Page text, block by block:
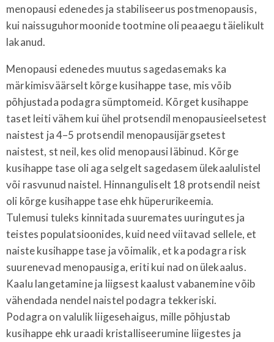
menopausi edenedes ja stabiliseerus postmenopausis,
kui naissuguhormoonide tootmine oli peaaegu täielikult
lakanud.
Menopausi edenedes muutus sagedasemaks ka
märkimisväärselt kõrge kusihappe tase, mis võib
põhjustada podagra sümptomeid. Kõrget kusihappe
taset leiti vähem kui ühel protsendil menopausieelsetest
naistest ja 4–5 protsendil menopausijärgsetest
naistest, st neil, kes olid menopausi läbinud. Kõrge
kusihappe tase oli aga selgelt sagedasem ülekaalulistel
või rasvunud naistel. Hinnanguliselt 18 protsendil neist
oli kõrge kusihappe tase ehk hüperurikeemia.
Tulemusi tuleks kinnitada suuremates uuringutes ja
teistes populatsioonides, kuid need viitavad sellele, et
naiste kusihappe tase ja võimalik, et ka podagra risk
suurenevad menopausiga, eriti kui nad on ülekaalus.
Kaalu langetamine ja liigsest kaalust vabanemine võib
vähendada nendel naistel podagra tekkeriski.
Podagra on valulik liigesehaigus, mille põhjustab
kusihappe ehk uraadi kristalliseerumine liigestes ja